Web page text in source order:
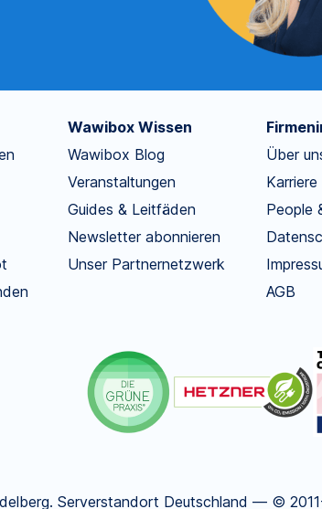
Wawibox Wissen
Wawibox Blog
Veranstaltungen
Guides & Leitfäden
Newsletter abonnieren
Unser Partnernetzwerk
Über
Karriere
People
AGB
Serverstandort Deutschland — ©